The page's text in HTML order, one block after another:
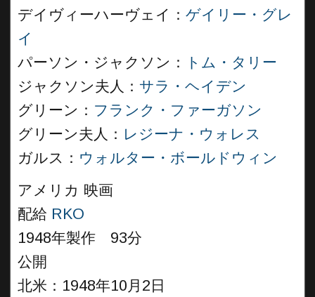
デイヴィーハーヴェイ： ゲイリー・グレ
イ
パーソン・ジャクソン：
トム・タリー
ジャクソン夫人： サラ・ヘイデン
グリーン： フランク・ファーガソン
グリーン夫人： レジーナ・ウォレス
ガルス： ウォルター・ボールドウィン
アメリカ 映画
配給 RKO
1948年製作 93分
公開
北米：1948年10月2日